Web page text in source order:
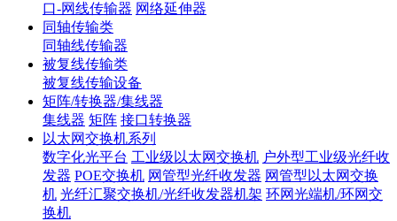
口-网线传输器 网络延伸器
同轴传输类
同轴线传输器
被复线传输类
被复线传输设备
矩阵/转换器/集线器
集线器 矩阵 接口转换器
以太网交换机系列
数字化光平台 工业级以太网交换机 户外型工业级光纤收
发器 POE交换机 网管型光纤收发器 网管型以太网交换
机 光纤汇聚交换机/光纤收发器机架 环网光端机/环网交
换机